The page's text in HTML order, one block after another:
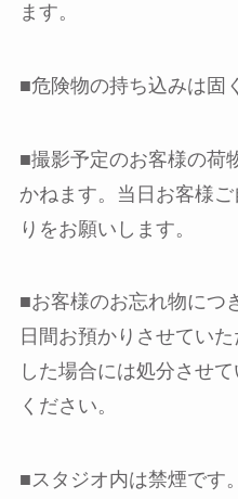
ます。
■危険物の持ち込みは固
■撮影予定のお客様の荷
かねます。当日お客様
りをお願いします。
■お客様のお忘れ物につ
日間お預かりさせてい
した場合には処分させ
ください。
■スタジオ内は禁煙です。